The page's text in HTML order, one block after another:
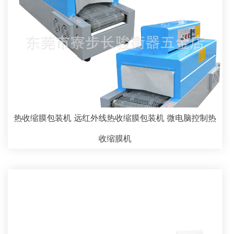
热收缩膜包装机 远红外线热收缩膜包装机 微电脑控制热
收缩膜机